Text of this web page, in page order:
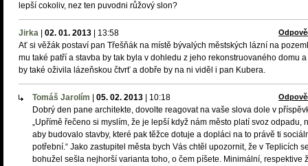
lepší cokoliv, nez ten puvodni růžový slon?
Jirka 02. 01. 2013 13:58
Ať si věžák postaví pan Třešňák na místě bývalých městských lázní na
mu také patří a stavba by tak byla v dohledu z jeho rekonstruovaného domu
by také oživila lázeňskou čtvrť a dobře by na ni viděl i pan Kubera.
Tomáš Jarolím 05. 02. 2013 10:18
Dobrý den pane architekte, dovolte reagovat na vaše slova dole v
„Upřímě řečeno si myslím, že je lepší když nám město platí svoz odpadu,
aby budovalo stavby, které pak těžce dotuje a dopláci na to právě ti
potřební.“ Jako zastupitel města bych Vás chtěl upozornit, že v Teplicích
bohužel sešla nejhorší varianta toho, o čem píšete. Minimální, respektive